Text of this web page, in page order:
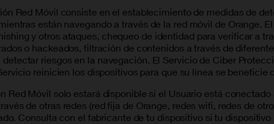
Red Móvil consiste en el establecimiento de medidas de
están navegando a través de la red móvil de Orange.
y otros ataques, chequeo de identidad para verificar a
o hackeados, filtración de contenidos a través de
riesgos en la navegación. El Servicio de Ciber
reinicien los dispositivos para que su línea se beneficie
Red Móvil solo estará disponible si el Usuario está
de otras redes (red fija de Orange, redes wifi, redes de
Consulta con el fabricante de tu dispositivo si tu